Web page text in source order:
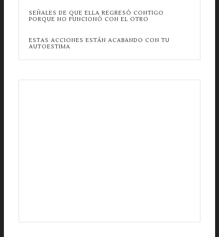
SEÑALES DE QUE ELLA REGRESÓ CONTIGO
PORQUE NO FUNCIONÓ CON EL OTRO
ESTAS ACCIONES ESTÁN ACABANDO CON TU
AUTOESTIMA